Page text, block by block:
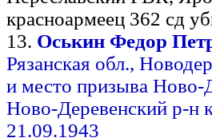
красноармеец 362 сд
13. Оськин Федор
Рязанская обл.,
и место призыва Ново-
Ново-Деревенский р-н
21.09.1943